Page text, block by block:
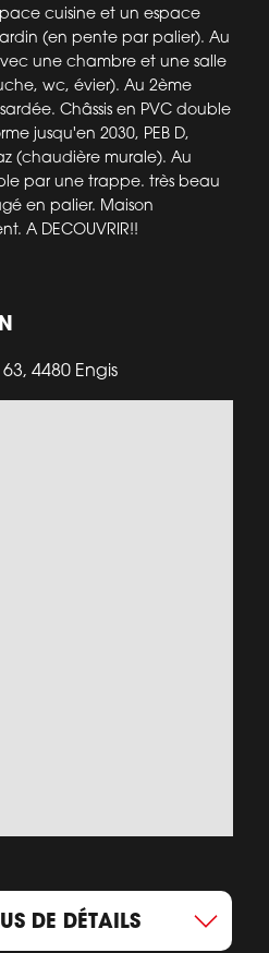
cuisine et un espace
(en pente par palier). Au
une chambre et une salle
wc, évier). Au 2ème
Châssis en PVC double
jusqu'en 2030, PEB D,
(chaudière murale). Au
par une trappe. très beau
en palier. Maison
A DECOUVRIR!!
4480 Engis
DE DÉTAILS